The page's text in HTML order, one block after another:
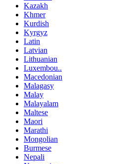
Kazakh
Khmer
Kurdish
Kyrgyz
Latin
Latvian
Lithuanian
Luxembou..
Macedonian
Malagasy
Malay
Malayalam
Maltese
Maori
Marathi
Mongolian
Burmese
Nepali